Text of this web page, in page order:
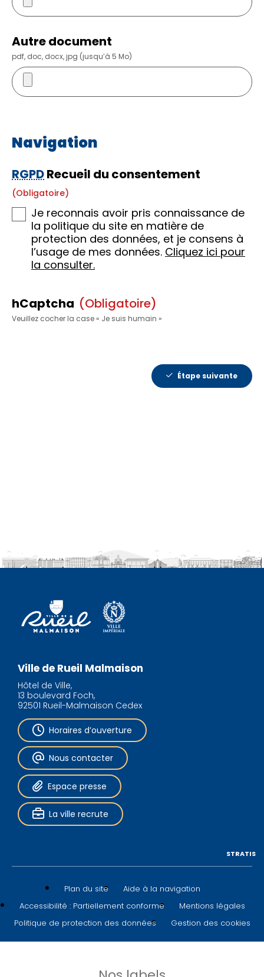
Autre document
pdf, doc, docx, jpg (jusqu’à 5 Mo)
Navigation
RGPDRecueil du consentement
(obligatoire)
Je reconnais avoir pris connaissance de
la politique du site en matière de
protection des données, et je consens à
l’usage de mes données. Cliquez ici pour
la consulter.
hCaptcha (obligatoire)
Veuillez cocher la case « Je suis humain »
Étape suivante
Ville de Rueil Malmaison
Hôtel de Ville,
13 boulevard Foch,
92501 Rueil-Malmaison Cedex
Horaires d’ouverture
Nous contacter
Espace presse
La ville recrute
Plan du site
Aide à la navigation
Accessibilité : Partiellement conforme
Mentions légales
Politique de protection des données
Gestion des cookies
STRATIS